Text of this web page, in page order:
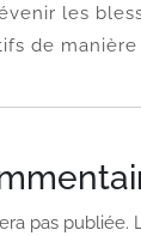
les
de
pas publiée.